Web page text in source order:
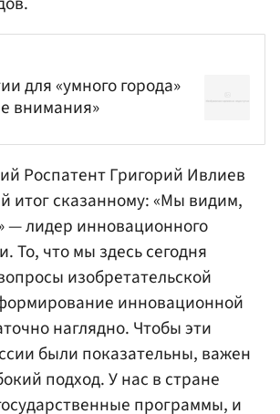
для «умного города»
внимания»
Роспатент Григорий Ивлиев
итог сказанному: «Мы видим,
— лидер инновационного
То, что мы здесь сегодня
изобретательской
инновационной
наглядно. Чтобы эти
были показательны, важен
подход. У нас в стране
программы, и